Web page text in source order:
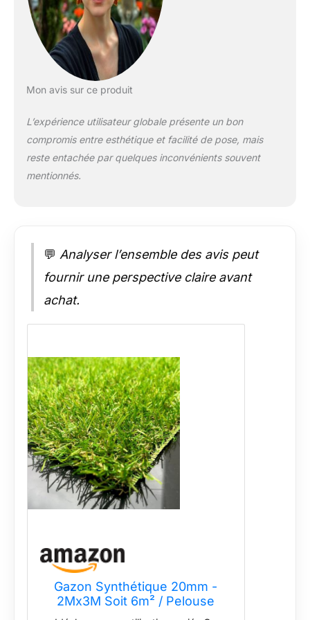
Matériau : Polyéthylène et polypropylène
Hauteur de la fibre: 20mm - Garantie: 7
ans - Résistant chlore, brome et sel -
100% Qualité - Fibre technique Plate
ATTENTION : Votre commande doit etre
faite en 1 seule fois, les gazons
chaque confection! Remarque Tolérance
de confection : + ou - 7% Tolérance de
découpe : +/- 5% décimales Si vous
recommandez le même modèle a 2
dates d’intervalle il n'auront pas le
les accessoires de pose nécessaires
pour obtenir un rendu optimal.
Mon avis sur ce produit
L’expérience utilisateur globale présente un bon
compromis entre esthétique et facilité de pose, mais
reste entachée par quelques inconvénients souvent
mentionnés.
💬 Analyser l’ensemble des avis peut
fournir une perspective claire avant
achat.
Gazon Synthétique 20mm -
2Mx3M Soit 6m² / Pelouse
Artificielle 20mm 3m 6m²